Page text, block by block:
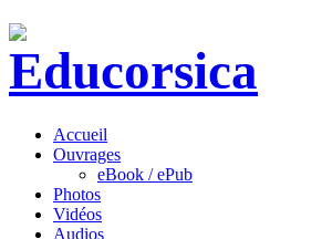
Accueil
Ouvrages
eBook / ePub
Photos
Vidéos
Audios